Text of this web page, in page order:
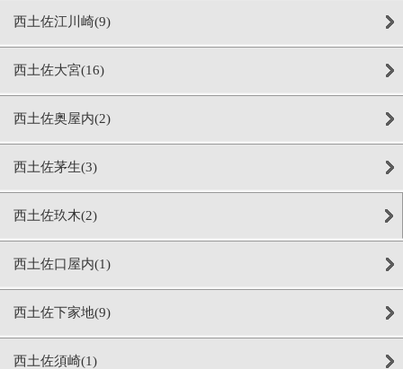
西土佐江川崎(9)
西土佐大宮(16)
西土佐奥屋内(2)
西土佐茅生(3)
西土佐玖木(2)
西土佐口屋内(1)
西土佐下家地(9)
西土佐須崎(1)